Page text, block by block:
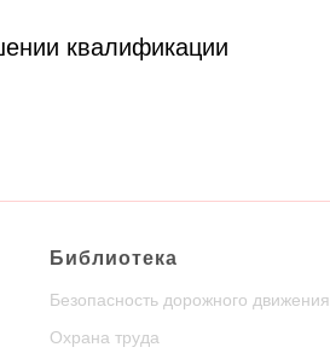
квалификации
Библиотека
Безопасность дорожного движения
Охрана труда